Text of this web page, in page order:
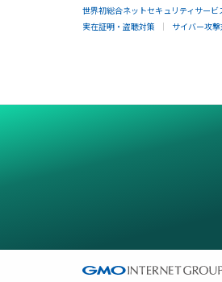
世界初総合ネットセキュリティサービ
実在証明・盗聴対策
サイバー攻